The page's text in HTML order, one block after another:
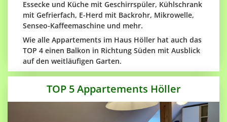
Essecke und Küche mit Geschirrspüler, Kühlschrank
mit Gefrierfach, E-Herd mit Backrohr, Mikrowelle,
Senseo-Kaffeemaschine und mehr.
Wie alle Appartements im Haus Höller hat auch das
TOP 4 einen Balkon in Richtung Süden mit Ausblick
auf den weitläufigen Garten.
TOP 5 Appartements Höller